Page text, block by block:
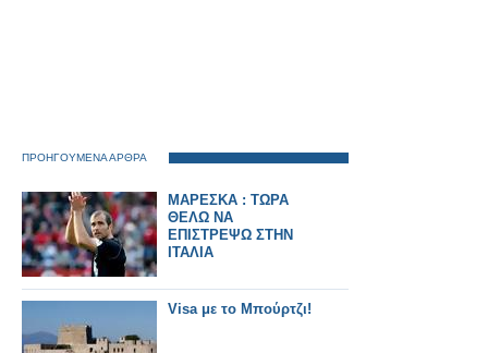
ΠΡΟΗΓΟΥΜΕΝΑ ΑΡΘΡΑ
ΜΑΡΕΣΚΑ : ΤΩΡΑ
ΘΕΛΩ ΝΑ
ΕΠΙΣΤΡΕΨΩ ΣΤΗΝ
ΙΤΑΛΙΑ
Visa με το Μπούρτζι!